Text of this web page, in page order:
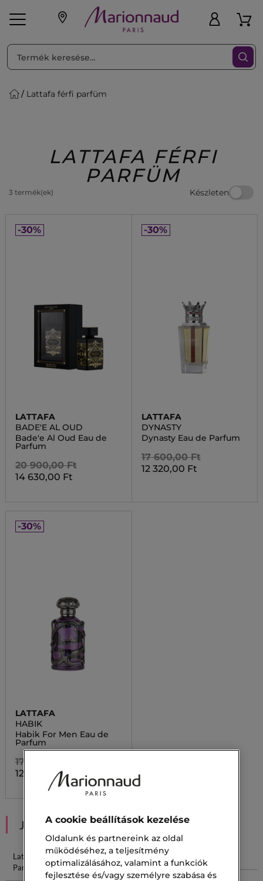
Parfüm
Beauty Promotions
Lattafa férfi parfüm
LATTAFA FÉRFI
PARFÜM
3 termék(ek) Készleten
RENDEZéS Szűrő
-30%
LATTAFA
BADE'E AL OUD
Bade'e Al Oud Eau de
Parfum
20 900,00 Ft
14 630,00 Ft
-30%
LATTAFA
DYNASTY
Dynasty Eau de Parfum
17 600,00 Ft
12 320,00 Ft
-30%
LATTAFA
HABIK
Habik For Men Eau de
Parfum
17 600,00 Ft
12 320,00 Ft
JAVASOLT NEKED
Lattafa
Parfüm
Invictus
Parfüm
Vaníliás
Parfüm
A cookie beállítások kezelése
Oldalunk és partnereink az oldal
működéséhez, a teljesítmény
optimalizálásához, valamint a funkciók
fejlesztése és/vagy személyre szabása és